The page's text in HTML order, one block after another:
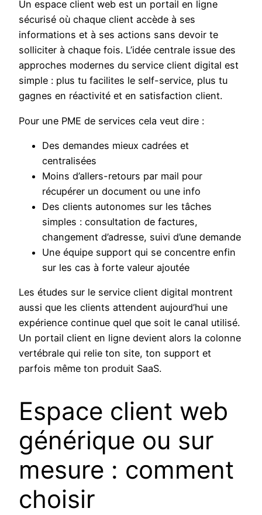
Un espace client web est un portail en ligne
sécurisé où chaque client accède à ses
informations et à ses actions sans devoir te
solliciter à chaque fois. L’idée centrale issue des
approches modernes du service client digital est
simple : plus tu facilites le self-service, plus tu
gagnes en réactivité et en satisfaction client.
Pour une PME de services cela veut dire :
Des demandes mieux cadrées et
centralisées
Moins d’allers-retours par mail pour
récupérer un document ou une info
Des clients autonomes sur les tâches
simples : consultation de factures,
changement d’adresse, suivi d’une demande
Une équipe support qui se concentre enfin
sur les cas à forte valeur ajoutée
Les études sur le service client digital montrent
aussi que les clients attendent aujourd’hui une
expérience continue quel que soit le canal utilisé.
Un portail client en ligne devient alors la colonne
vertébrale qui relie ton site, ton support et
parfois même ton produit SaaS.
Espace client web
générique ou sur
mesure : comment
choisir